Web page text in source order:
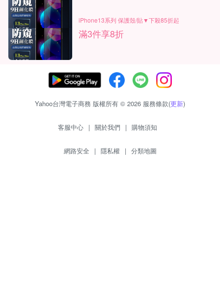
iPhone13系列 保護殼/貼▼下殺85折起
滿3件享8折
Yahoo台灣電子商務 版權所有 © 2026 服務條款(更新)
客服中心 | 關於我們 | 購物須知
網路安全 | 隱私權 | 分類地圖